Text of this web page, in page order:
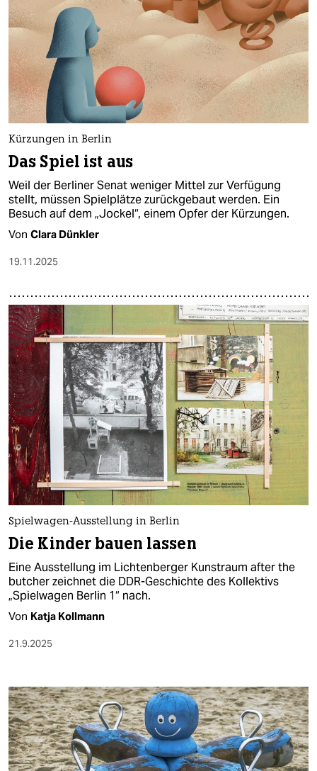
Kürzungen in Berlin
Das Spiel ist aus
Weil der Berliner Senat weniger Mittel zur Verfügung
stellt, müssen Spielplätze zurückgebaut werden. Ein
Besuch auf dem „Jockel“, einem Opfer der Kürzungen.
Von Clara Dünkler
19.11.2025
Spielwagen-Ausstellung in Berlin
Die Kinder bauen lassen
Eine Ausstellung im Lichtenberger Kunstraum after the
butcher zeichnet die DDR-Geschichte des Kollektivs
„Spielwagen Berlin 1“ nach.
Von Katja Kollmann
21.9.2025